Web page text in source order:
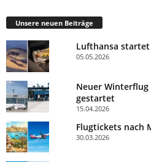
Unsere neuen Beiträge
Lufthansa
05.05.2026
Neuer
gestartet
15.04.2026
Flugtickets nach
30.03.2026